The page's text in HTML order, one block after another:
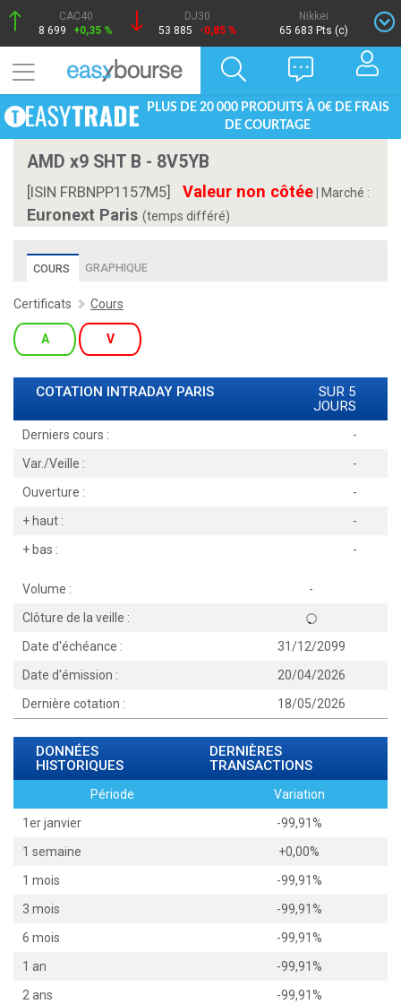
CAC40
8 699
+0,35 %
DJ30
53 885
-0,85 %
Nikkei
65 683 Pts (c)
PLUS DE 20 000 PRODUITS À 0€ DE FRAIS
DE COURTAGE
AMD x9 SHT B - 8V5YB
[ISIN FRBNPP1157M5] Valeur non côtée Marché :
Euronext Paris (temps différé)
COURS GRAPHIQUE
Certificats Cours
A V
COTATION INTRADAY PARIS
SUR 5
JOURS
Derniers cours :
-
Var./Veille :
-
Ouverture :
-
+ haut :
-
+ bas :
-
Volume :
-
Clôture de la veille :
Date d'échéance :
31/12/2099
Date d'émission :
20/04/2026
Dernière cotation :
18/05/2026
DONNÉES
HISTORIQUES
DERNIÈRES
TRANSACTIONS
Période
Variation
1er janvier
-99,91%
1 semaine
+0,00%
1 mois
-99,91%
3 mois
-99,91%
6 mois
-99,91%
1 an
-99,91%
2 ans
-99,91%